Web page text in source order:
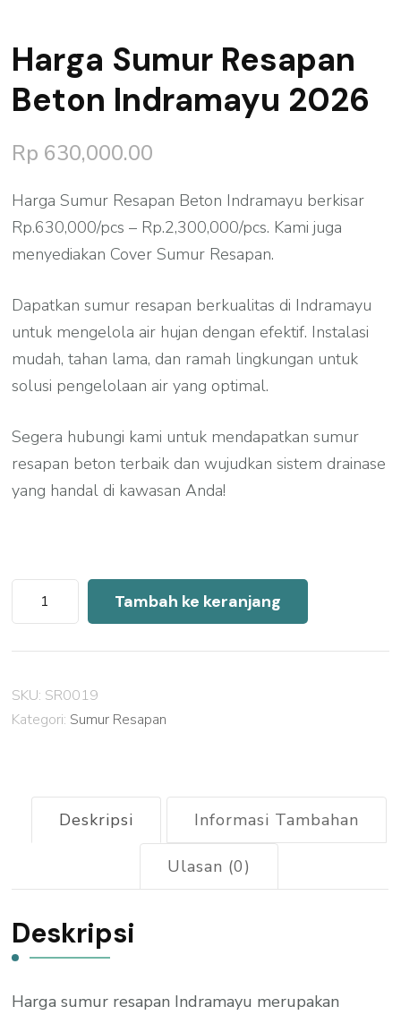
Harga Sumur Resapan
Beton Indramayu 2026
Rp 630,000.00
Harga Sumur Resapan Beton Indramayu berkisar
Rp.630,000/pcs – Rp.2,300,000/pcs. Kami juga
menyediakan Cover Sumur Resapan.
Dapatkan sumur resapan berkualitas di Indramayu
untuk mengelola air hujan dengan efektif. Instalasi
mudah, tahan lama, dan ramah lingkungan untuk
solusi pengelolaan air yang optimal.
Segera hubungi kami untuk mendapatkan sumur
resapan beton terbaik dan wujudkan sistem drainase
yang handal di kawasan Anda!
Kuantitas
Harga
Sumur
Beton
Indramayu
Tambah ke keranjang
SKU: SR0019
Kategori: Sumur Resapan
Deskripsi Informasi Tambahan
Ulasan (0)
Deskripsi
Harga sumur resapan Indramayu merupakan